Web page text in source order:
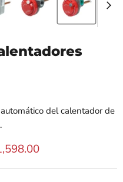
del calentador de
actual